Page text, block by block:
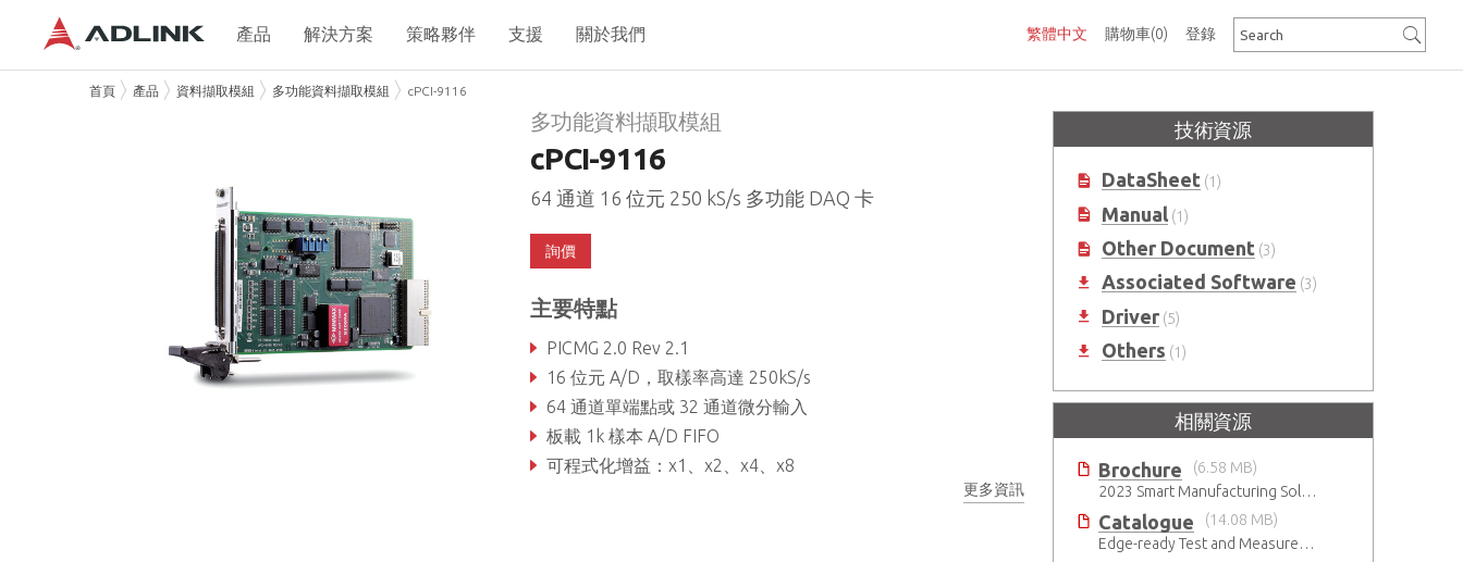
購物車(0)
繁體中文 登錄
產品 解決方案 策略夥伴 支援 關於我們
首頁 產品 資料擷取模組 多功能資料擷取模組 cPCI-9116
多功能資料擷取模組
cPCI-9116
64 通道 16 位元 250 kS/s 多功能 DAQ 卡
詢價
主要特點
PICMG 2.0 Rev 2.1
16 位元 A/D，取樣率高達 250kS/s
64 通道單端點或 32 通道微分輸入
板載 1k 樣本 A/D FIFO
可程式化增益：x1、x2、x4、x8
更多資訊
技術資源
DataSheet (1)
Manual (1)
Other Document (3)
Associated Software (3)
Driver (5)
Others (1)
相關資源
Brochure
(6.58 MB)
2023 Smart Manufacturing Solutions Brochure
Catalogue
(14.08 MB)
Edge-ready Test and Measurement Solutions